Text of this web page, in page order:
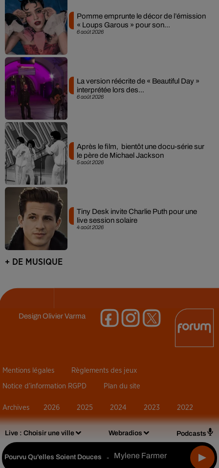
Live : Choisir une ville Webradios Podcasts
Pourvu Qu'elles Soient Douces - Mylene Farmer
6 août 2026
Pomme emprunte le décor de l’émission
« Loups Garous » pour son...
6 août 2026
La version réécrite de « Beautiful Day »
interprétée lors des...
5 août 2026
Après le film, bientôt une docu-série sur
le père de Michael Jackson
4 août 2026
Tiny Desk invite Charlie Puth pour une
live session solaire
+ DE MUSIQUE
DesignOlivier Varma
Mentions légales Règlements des jeux
Notice d’information RGPD Plan du site
Archives 2026 2025 2024 2023 2022